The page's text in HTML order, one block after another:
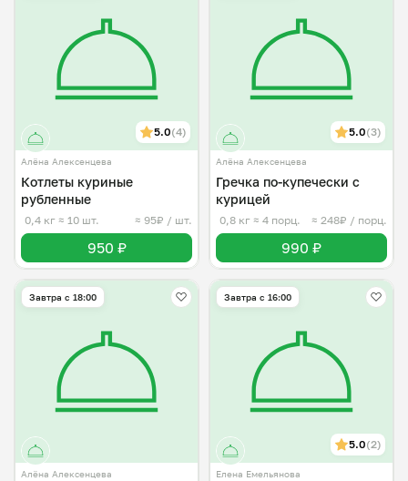
5.0(4)
Алёна Алексенцева
Котлеты куриные
рубленные
0,4 кг ≈ 10 шт. ≈ 95₽ / шт.
950 ₽
5.0(3)
Алёна Алексенцева
Гречка по-купечески с
курицей
0,8 кг ≈ 4 порц. ≈ 248₽ / порц.
990 ₽
Завтра c 18:00
Алёна Алексенцева
Завтра c 16:00
5.0(2)
Елена Емельянова